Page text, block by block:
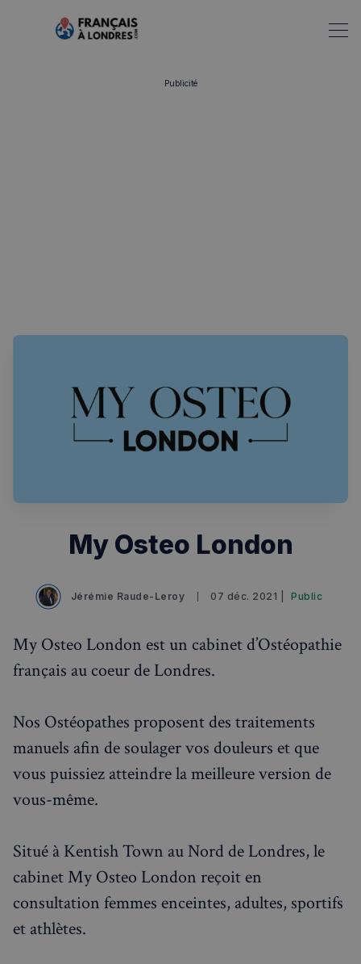
Rechercher dans Français à Londres - Magazine
Annuaire des professionnels
Visites guidées
Publicité
My Osteo London
Jérémie Raude-Leroy 07 déc. 2021 | Public
My Osteo London est un cabinet d’Ostéopathie
français au coeur de Londres.
Nos Ostéopathes proposent des traitements
manuels afin de soulager vos douleurs et que
vous puissiez atteindre la meilleure version de
vous-même.
Situé à Kentish Town au Nord de Londres, le
cabinet My Osteo London reçoit en
consultation femmes enceintes, adultes, sportifs
et athlètes.